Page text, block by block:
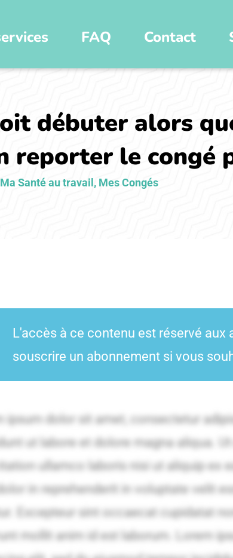
FAQ Contact
Ma Santé au travail , Mes Congés
débuter alors
reporter le congé
L'accès à ce contenu est réservé aux
souscrire un abonnement si vous